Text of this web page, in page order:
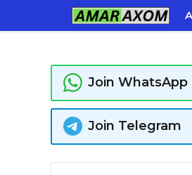
Join WhatsApp
Join Telegram